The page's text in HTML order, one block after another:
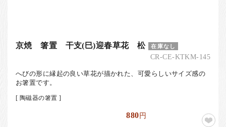
京焼 箸置 干支(巳)迎春草花 松 在庫なし
CR-CE-KTKM-145
へびの形に縁起の良い草花が描かれた、可愛らしいサイズ感の
お箸置です。
[ 陶磁器の箸置 ]
880円